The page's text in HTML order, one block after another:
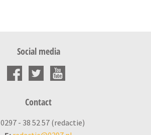
Social media
Contact
0297 - 38 52 57 (redactie)